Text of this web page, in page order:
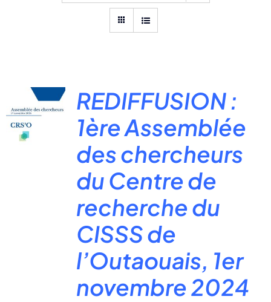
REDIFFUSION :
1ère Assemblée
des chercheurs
du Centre de
recherche du
CISSS de
l’Outaouais, 1er
novembre 2024